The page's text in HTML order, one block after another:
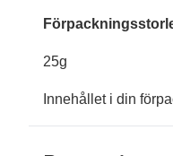
25g
Innehållet i din